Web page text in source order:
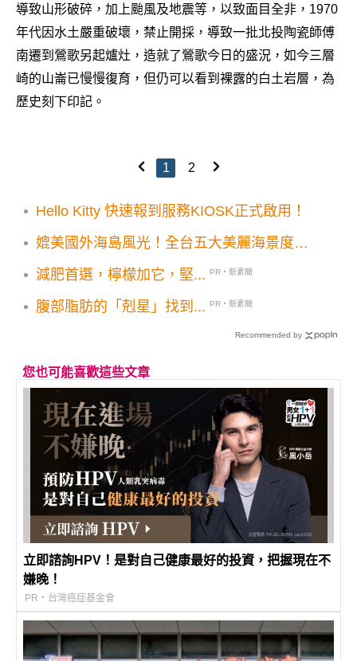
導致山形破碎，加上颱風及地震等，以致面目全非，1970
年代因水土嚴重破壞，禁止開採，導致一批北投陶瓷師傅
南遷到鶯歌另起爐灶，造就了鶯歌今日的盛況，如今三層
崎的山崙已慢慢復育，但仍可以看到裸露的白土岩層，為
歷史刻下印記。
1 2
Hello Kitty 快速報到服務KIOSK正式啟用！
媲美國外海島風光！全台五大美麗海景度假
減肥首選，檸檬加它，堅...
PR・新素簡
腹部脂肪的「剋星」找到... PR・新素簡
Recommended by
您也可能喜歡這些文章
立即諮詢HPV！是對自己健康最好的投資，把握現在不
嫌晚！
PR・台灣癌症基金會